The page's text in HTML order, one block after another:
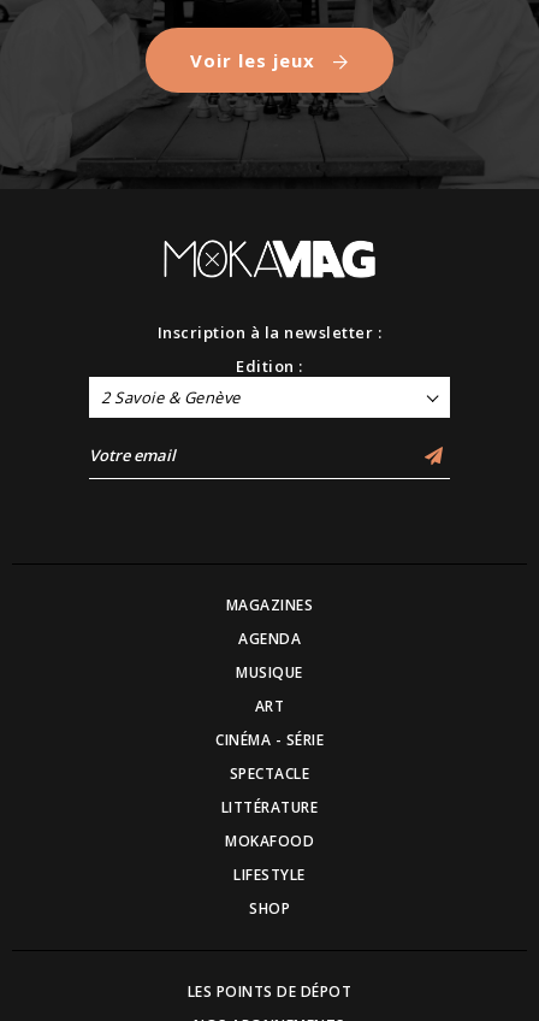
Voir les jeux
Inscription à la newsletter :
Edition :
2 Savoie & Genève
MAGAZINES
AGENDA
MUSIQUE
ART
CINÉMA - SÉRIE
SPECTACLE
LITTÉRATURE
MOKAFOOD
LIFESTYLE
SHOP
LES POINTS DE DÉPOT